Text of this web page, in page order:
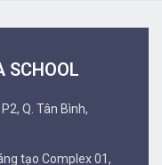
SCHOOL
Q. Tân Bình,
tạo Complex 01,